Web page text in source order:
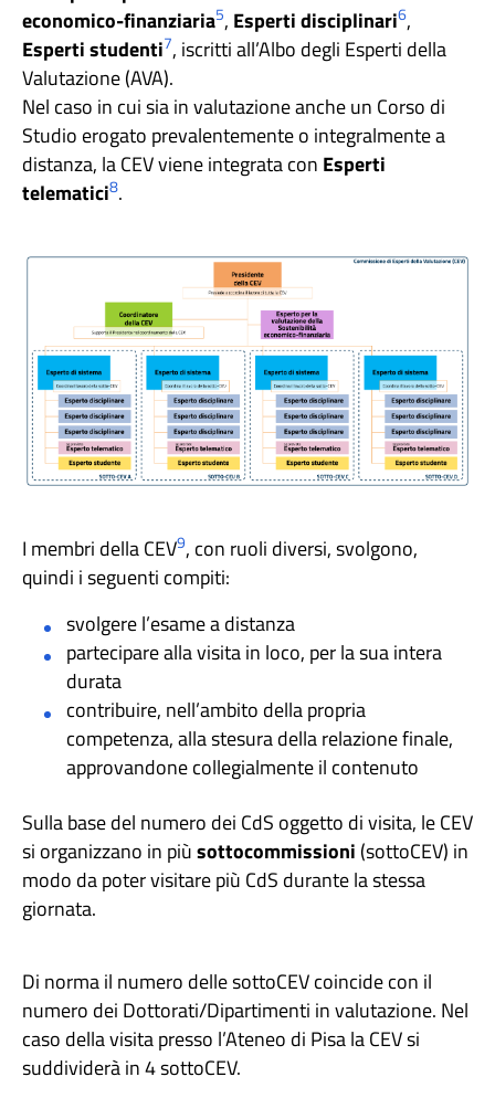
economico-finanziaria5, Esperti disciplinari6,
Esperti studenti7, iscritti all’Albo degli Esperti della
Valutazione (AVA).
Nel caso in cui sia in valutazione anche un Corso di
Studio erogato prevalentemente o integralmente a
distanza, la CEV viene integrata con Esperti
telematici8.
I membri della CEV9, con ruoli diversi, svolgono,
quindi i seguenti compiti:
svolgere l’esame a distanza
partecipare alla visita in loco, per la sua intera
durata
contribuire, nell’ambito della propria
competenza, alla stesura della relazione finale,
approvandone collegialmente il contenuto
Sulla base del numero dei CdS oggetto di visita, le CEV
si organizzano in piùsottocommissioni (sottoCEV) in
modo da poter visitare più CdS durante la stessa
giornata.
Di norma il numero delle sottoCEV coincide con il
numero dei Dottorati/Dipartimenti in valutazione. Nel
caso della visita presso l’Ateneo di Pisa la CEV si
suddividerà in 4 sottoCEV.